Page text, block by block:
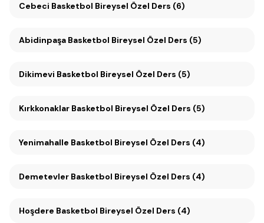
Cebeci Basketbol Bireysel Özel Ders (6)
Abidinpaşa Basketbol Bireysel Özel Ders (5)
Dikimevi Basketbol Bireysel Özel Ders (5)
Kırkkonaklar Basketbol Bireysel Özel Ders (5)
Yenimahalle Basketbol Bireysel Özel Ders (4)
Demetevler Basketbol Bireysel Özel Ders (4)
Hoşdere Basketbol Bireysel Özel Ders (4)